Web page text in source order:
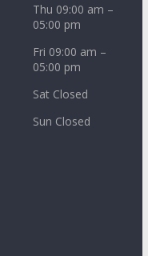
Thu 09:00 am –
05:00 pm
Fri 09:00 am –
05:00 pm
Sat Closed
Sun Closed